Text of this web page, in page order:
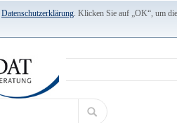
Datenschutzerklärung. Klicken Sie auf „OK“, um